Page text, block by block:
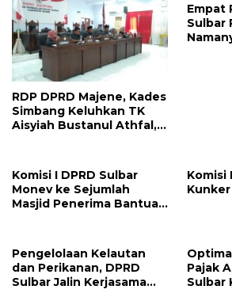
RDP DPRD Majene, Kades
Simbang Keluhkan TK
Aisyiah Bustanul Athfal,
Empat
Sulbar
Komisi I DPRD Sulbar
Monev ke Sejumlah
Masjid Penerima Bantuan
Komisi
Pengelolaan Kelautan
dan Perikanan, DPRD
Sulbar Jalin Kerjasama
Pajak
Sulbar